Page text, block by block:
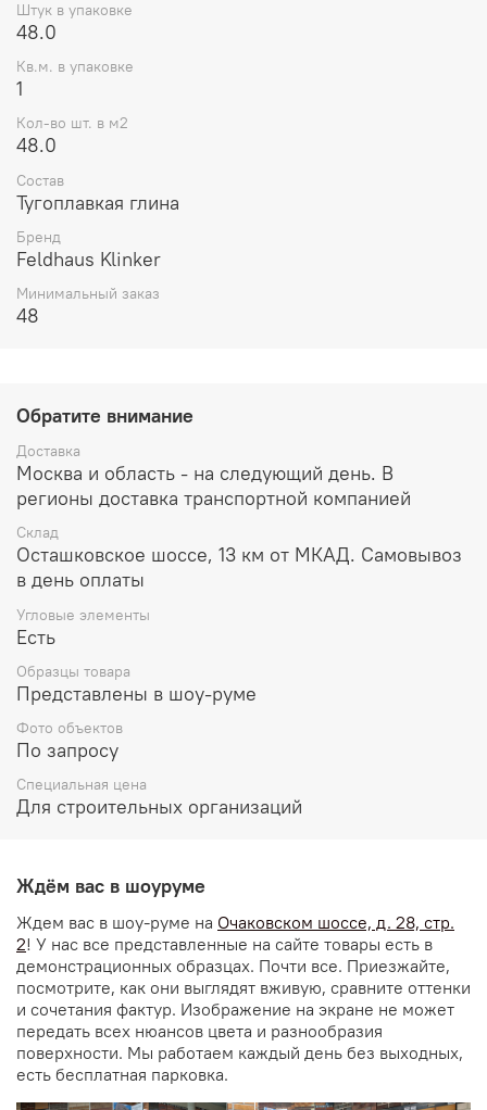
Штук в упаковке
48.0
Кв.м. в упаковке
1
Кол-во шт. в м2
48.0
Состав
Тугоплавкая глина
Бренд
Feldhaus Klinker
Минимальный заказ
48
Обратите внимание
Доставка
Москва и область - на следующий день. В
регионы доставка транспортной компанией
Склад
Осташковское шоссе, 13 км от МКАД. Самовывоз
в день оплаты
Угловые элементы
Есть
Образцы товара
Представлены в шоу-руме
Фото объектов
По запросу
Специальная цена
Для строительных организаций
Ждём вас в шоуруме
Ждем вас в шоу-руме на Очаковском шоссе, д. 28, стр.
2! У нас все представленные на сайте товары есть в
демонстрационных образцах. Почти все. Приезжайте,
посмотрите, как они выглядят вживую, сравните оттенки
и сочетания фактур. Изображение на экране не может
передать всех нюансов цвета и разнообразия
поверхности. Мы работаем каждый день без выходных,
есть бесплатная парковка.